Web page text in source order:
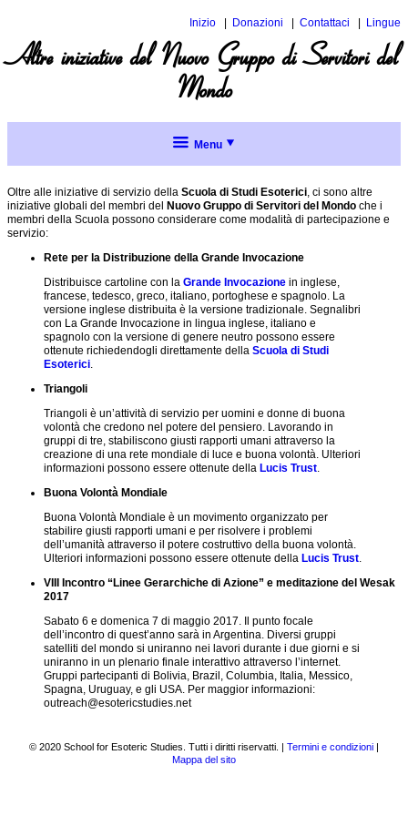
Inizio Donazioni Contattaci
Lingue
Inglese
Altre iniziative del Nuovo Gruppo di Servitori del
Mondo
Menu
intergruppo
Politica di
collaborazione
Accordi
formali di
collaborazione
intergruppo
Accordi
formali
intergruppo
Suggerimenti
per
migliorare
la
collaborazione
Supporto
all'Iniziativa
di
Intergruppo
iniziative
del
NGSM
Menu
completo
riflessione
sociale
inclusiva
Biblioteca
Che
Esoterici?
Collaborazione
intergruppo
ritmo
Oltre alle iniziative di servizio della Scuola di Studi Esoterici , ci sono altre
iniziative globali del membri del Nuovo Gruppo di Servitori del Mondo che i
membri della Scuola possono considerare come modalità di partecipazione e
servizio:
Rete per la Distribuzione della Grande Invocazione
Distribuisce cartoline con la Grande Invocazione in inglese,
francese, tedesco, greco, italiano, portoghese e spagnolo. La
versione inglese distribuita è la versione tradizionale. Segnalibri
con La Grande Invocazione in lingua inglese, italiano e
spagnolo con la versione di genere neutro possono essere
ottenute richiedendogli direttamente della Scuola di Studi
Esoterici
Triangoli
Triangoli è un’attività di servizio per uomini e donne di buona
volontà che credono nel potere del pensiero. Lavorando in
gruppi di tre, stabiliscono giusti rapporti umani attraverso la
creazione di una rete mondiale di luce e buona volontà. Ulteriori
informazioni possono essere ottenute della Lucis Trust
Buona Volontà Mondiale
Buona Volontà Mondiale è un movimento organizzato per
stabilire giusti rapporti umani e per risolvere i problemi
dell’umanità attraverso il potere costruttivo della buona volontà.
Ulteriori informazioni possono essere ottenute della Lucis Trust
VIII Incontro “Linee Gerarchiche di Azione” e meditazione del Wesak
2017
Sabato 6 e domenica 7 di maggio 2017. Il punto focale
dell’incontro di quest’anno sarà in Argentina. Diversi gruppi
satelliti del mondo si uniranno nei lavori durante i due giorni e si
uniranno in un plenario finale interattivo attraverso l’internet.
Gruppi partecipanti di Bolivia, Brazil, Columbia, Italia, Messico,
Spagna, Uruguay, e gli USA. Per maggior informazioni:
outreach@esotericstudies.net
© 2020 School for Esoteric Studies. Tutti i diritti riservatti. | Termini e condizioni |
Mappa del sito